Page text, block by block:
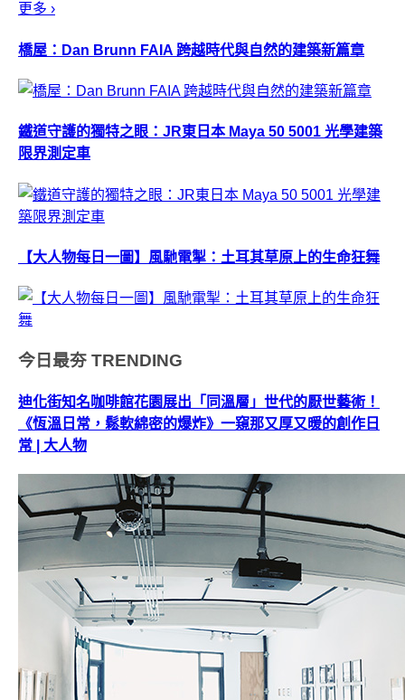
更多 ›
橋屋：Dan Brunn FAIA 跨越時代與自然的建築新篇章
鐵道守護的獨特之眼：JR東日本 Maya 50 5001 光學建築
限界測定車
【大人物每日一圖】風馳電掣：土耳其草原上的生命狂舞
今日最夯 TRENDING
迪化街知名咖啡館花園展出「同溫層」世代的厭世藝術！
《恆溫日常，鬆軟綿密的爆炸》一窺那又厚又暖的創作日
常 | 大人物